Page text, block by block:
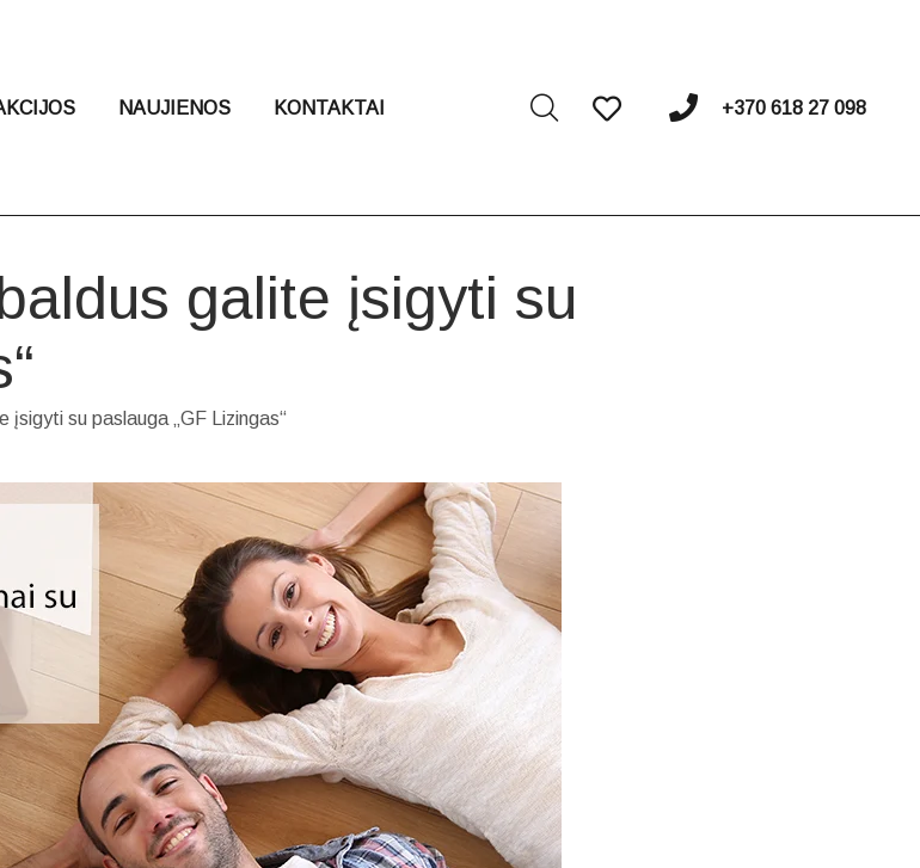
NAUJIENOS KONTAKTAI +370 618 27 098
galite įsigyti su
įsigyti su paslauga „GF Lizingas“